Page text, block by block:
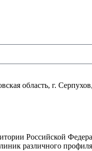
область, г.
Российской
различного